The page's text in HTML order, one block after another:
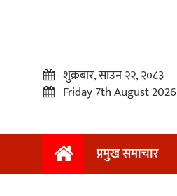
प्रमुख
शुक्रबार, साउन २२, २०८३
Friday 7th August 2026
प्रमुख समाचार